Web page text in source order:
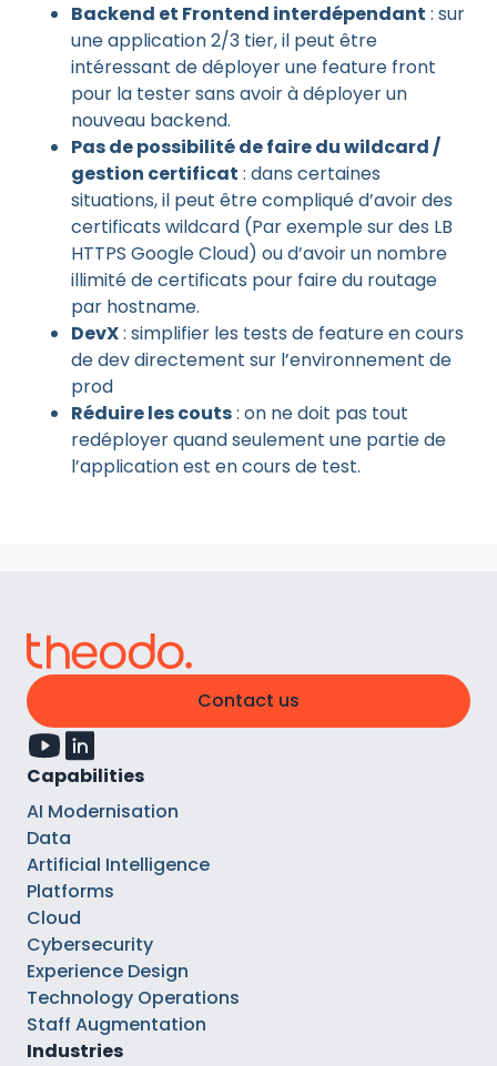
Backend et Frontend interdépendant : sur
une application 2/3 tier, il peut être
intéressant de déployer une feature front
pour la tester sans avoir à déployer un
nouveau backend.
Pas de possibilité de faire du wildcard /
gestion certificat : dans certaines
situations, il peut être compliqué d’avoir des
certificats wildcard (Par exemple sur des LB
HTTPS Google Cloud) ou d’avoir un nombre
illimité de certificats pour faire du routage
par hostname.
DevX: simplifier les tests de feature en cours
de dev directement sur l’environnement de
prod
Réduire les couts: on ne doit pas tout
redéployer quand seulement une partie de
l’application est en cours de test.
Contact us
Capabilities
AI Modernisation
Data
Artificial Intelligence
Platforms
Cloud
Cybersecurity
Experience Design
Technology Operations
Staff Augmentation
Industries